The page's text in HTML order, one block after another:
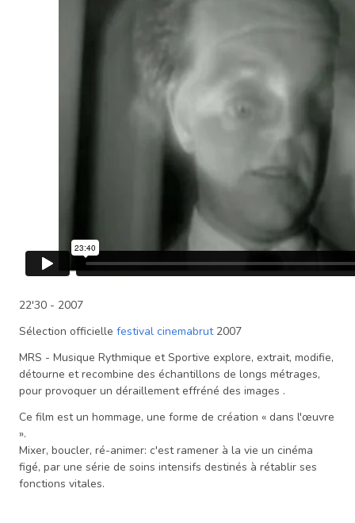
22'30 - 2007
Sélection officielle festival cinemabrut2007
MRS - Musique Rythmique et Sportive explore, extrait, modifie,
détourne et recombine des échantillons de longs métrages,
pour provoquer un déraillement effréné des images .
Ce film est un hommage, une forme de création « dans l'œuvre
».
Mixer, boucler, ré-animer: c'est ramener à la vie un cinéma
figé, par une série de soins intensifs destinés à rétablir ses
fonctions vitales.